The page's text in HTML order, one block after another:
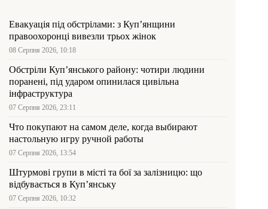
Евакуація під обстрілами: з Куп’янщини
правоохоронці вивезли трьох жінок
08 Серпня 2026, 10:18
Обстріли Куп’янського району: чотири людини
поранені, під ударом опинилася цивільна
інфраструктура
07 Серпня 2026, 23:11
Что покупают на самом деле, когда выбирают
настольную игру ручной работы
07 Серпня 2026, 13:54
Штурмові групи в місті та бої за залізницю: що
відбувається в Куп’янську
07 Серпня 2026, 10:32